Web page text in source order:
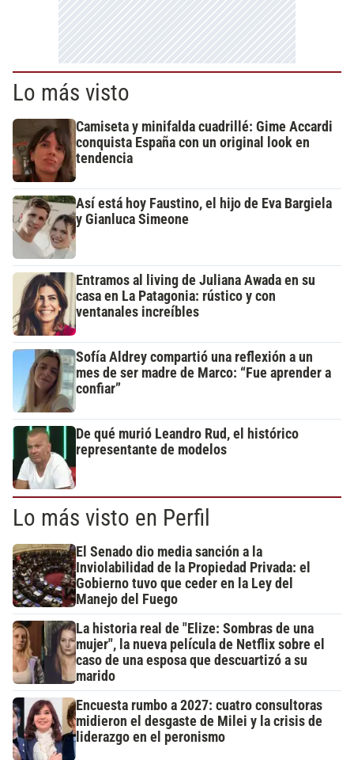
Lo más visto
Camiseta y minifalda cuadrillé: Gime Accardi
conquista España con un original look en
tendencia
Así está hoy Faustino, el hijo de Eva Bargiela
y Gianluca Simeone
Entramos al living de Juliana Awada en su
casa en La Patagonia: rústico y con
ventanales increíbles
Sofía Aldrey compartió una reflexión a un
mes de ser madre de Marco: “Fue aprender a
confiar”
De qué murió Leandro Rud, el histórico
representante de modelos
Lo más visto en Perfil
El Senado dio media sanción a la
Inviolabilidad de la Propiedad Privada: el
Gobierno tuvo que ceder en la Ley del
Manejo del Fuego
La historia real de "Elize: Sombras de una
mujer", la nueva película de Netflix sobre el
caso de una esposa que descuartizó a su
marido
Encuesta rumbo a 2027: cuatro consultoras
midieron el desgaste de Milei y la crisis de
liderazgo en el peronismo